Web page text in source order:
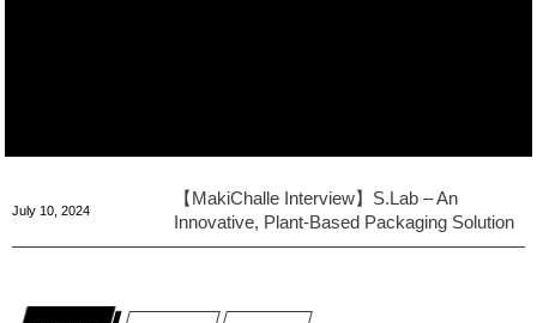
July 10 2024
【MakiChalle Interview】S.Lab – An
Innovative, Plant-Based Packaging Solution